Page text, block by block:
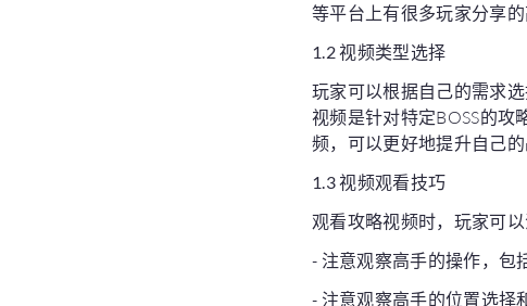
等平台上有很多玩家分享
1.2 视频类型选择
玩家可以根据自己的需求
视频是针对特定BOSS的
频，可以更好地提升自己的
1.3 视频观看技巧
观看攻略视频时，玩家可以
- 注意观察高手的操作，包
- 注意观察高手的位置选择